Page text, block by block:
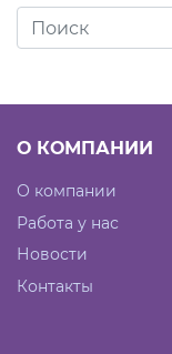
О КОМПАНИИ
О компании
Работа у нас
Новости
Контакты